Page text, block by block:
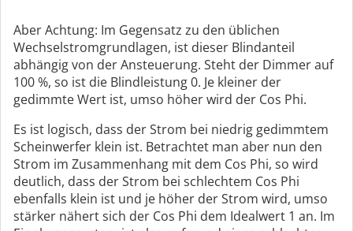
Aber Achtung: Im Gegensatz zu den üblichen
Wechselstromgrundlagen, ist dieser Blindanteil
abhängig von der Ansteuerung. Steht der Dimmer auf
100 %, so ist die Blindleistung 0. Je kleiner der
gedimmte Wert ist, umso höher wird der Cos Phi.
Es ist logisch, dass der Strom bei niedrig gedimmtem
Scheinwerfer klein ist. Betrachtet man aber nun den
Strom im Zusammenhang mit dem Cos Phi, so wird
deutlich, dass der Strom bei schlechtem Cos Phi
ebenfalls klein ist und je höher der Strom wird, umso
stärker nähert sich der Cos Phi dem Idealwert 1 an. Im